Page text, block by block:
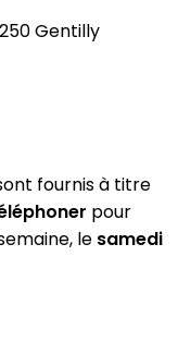
Gentilly
fournis à titre
pour
le samedi